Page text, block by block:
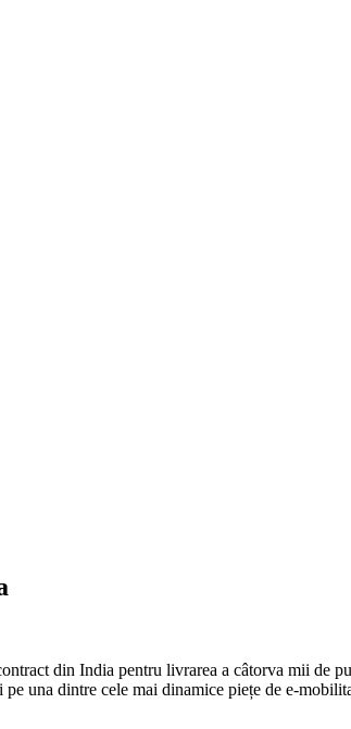
din India pentru livrarea a câtorva mii de
una dintre cele mai dinamice piețe de e-